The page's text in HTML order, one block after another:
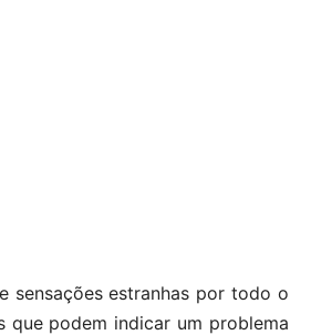
sensações estranhas por todo o
que podem indicar um problema